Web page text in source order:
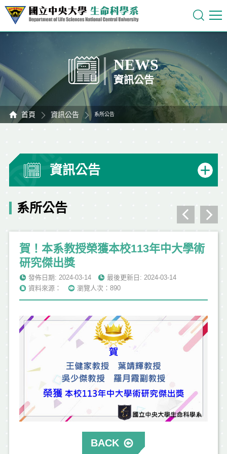
NEWS
資訊公告
首頁 資訊公告 系所公告
資訊公告
系所公告
賀！本系教授榮獲本校113年中大學術
研究傑出獎
發佈日期: 2024-03-14
最後更新日: 2024-03-14
資料來源：
瀏覽人次：890
BACK